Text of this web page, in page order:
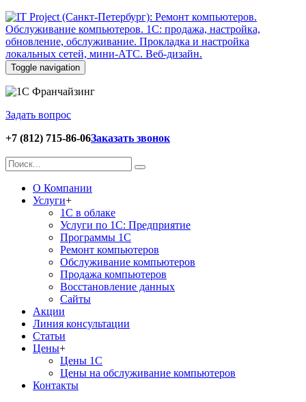
Toggle navigation
Задать вопрос
+7 (812) 715-86-06Заказать звонок
О Компании
Услуги+
1С в облаке
Услуги по 1С: Предприятие
Программы 1С
Ремонт компьютеров
Обслуживание компьютеров
Продажа компьютеров
Восстановление данных
Сайты
Акции
Линия консультации
Статьи
Цены+
Цены 1С
Цены на обслуживание компьютеров
Контакты